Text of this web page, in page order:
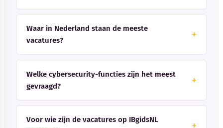
Waar in Nederland staan de meeste
vacatures?
Welke cybersecurity-functies zijn het meest
gevraagd?
Voor wie zijn de vacatures op IBgidsNL